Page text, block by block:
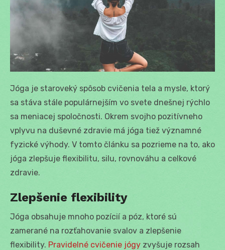
Jóga je staroveký spôsob cvičenia tela a mysle, ktorý
sa stáva stále populárnejším vo svete dnešnej rýchlo
sa meniacej spoločnosti. Okrem svojho pozitívneho
vplyvu na duševné zdravie má jóga tiež významné
fyzické výhody. V tomto článku sa pozrieme na to, ako
jóga zlepšuje flexibilitu, silu, rovnováhu a celkové
zdravie.
Zlepšenie flexibility
Jóga obsahuje mnoho pozícií a póz, ktoré sú
zamerané na rozťahovanie svalov a zlepšenie
flexibility. Pravidelné cvičenie jógy zvyšuje rozsah